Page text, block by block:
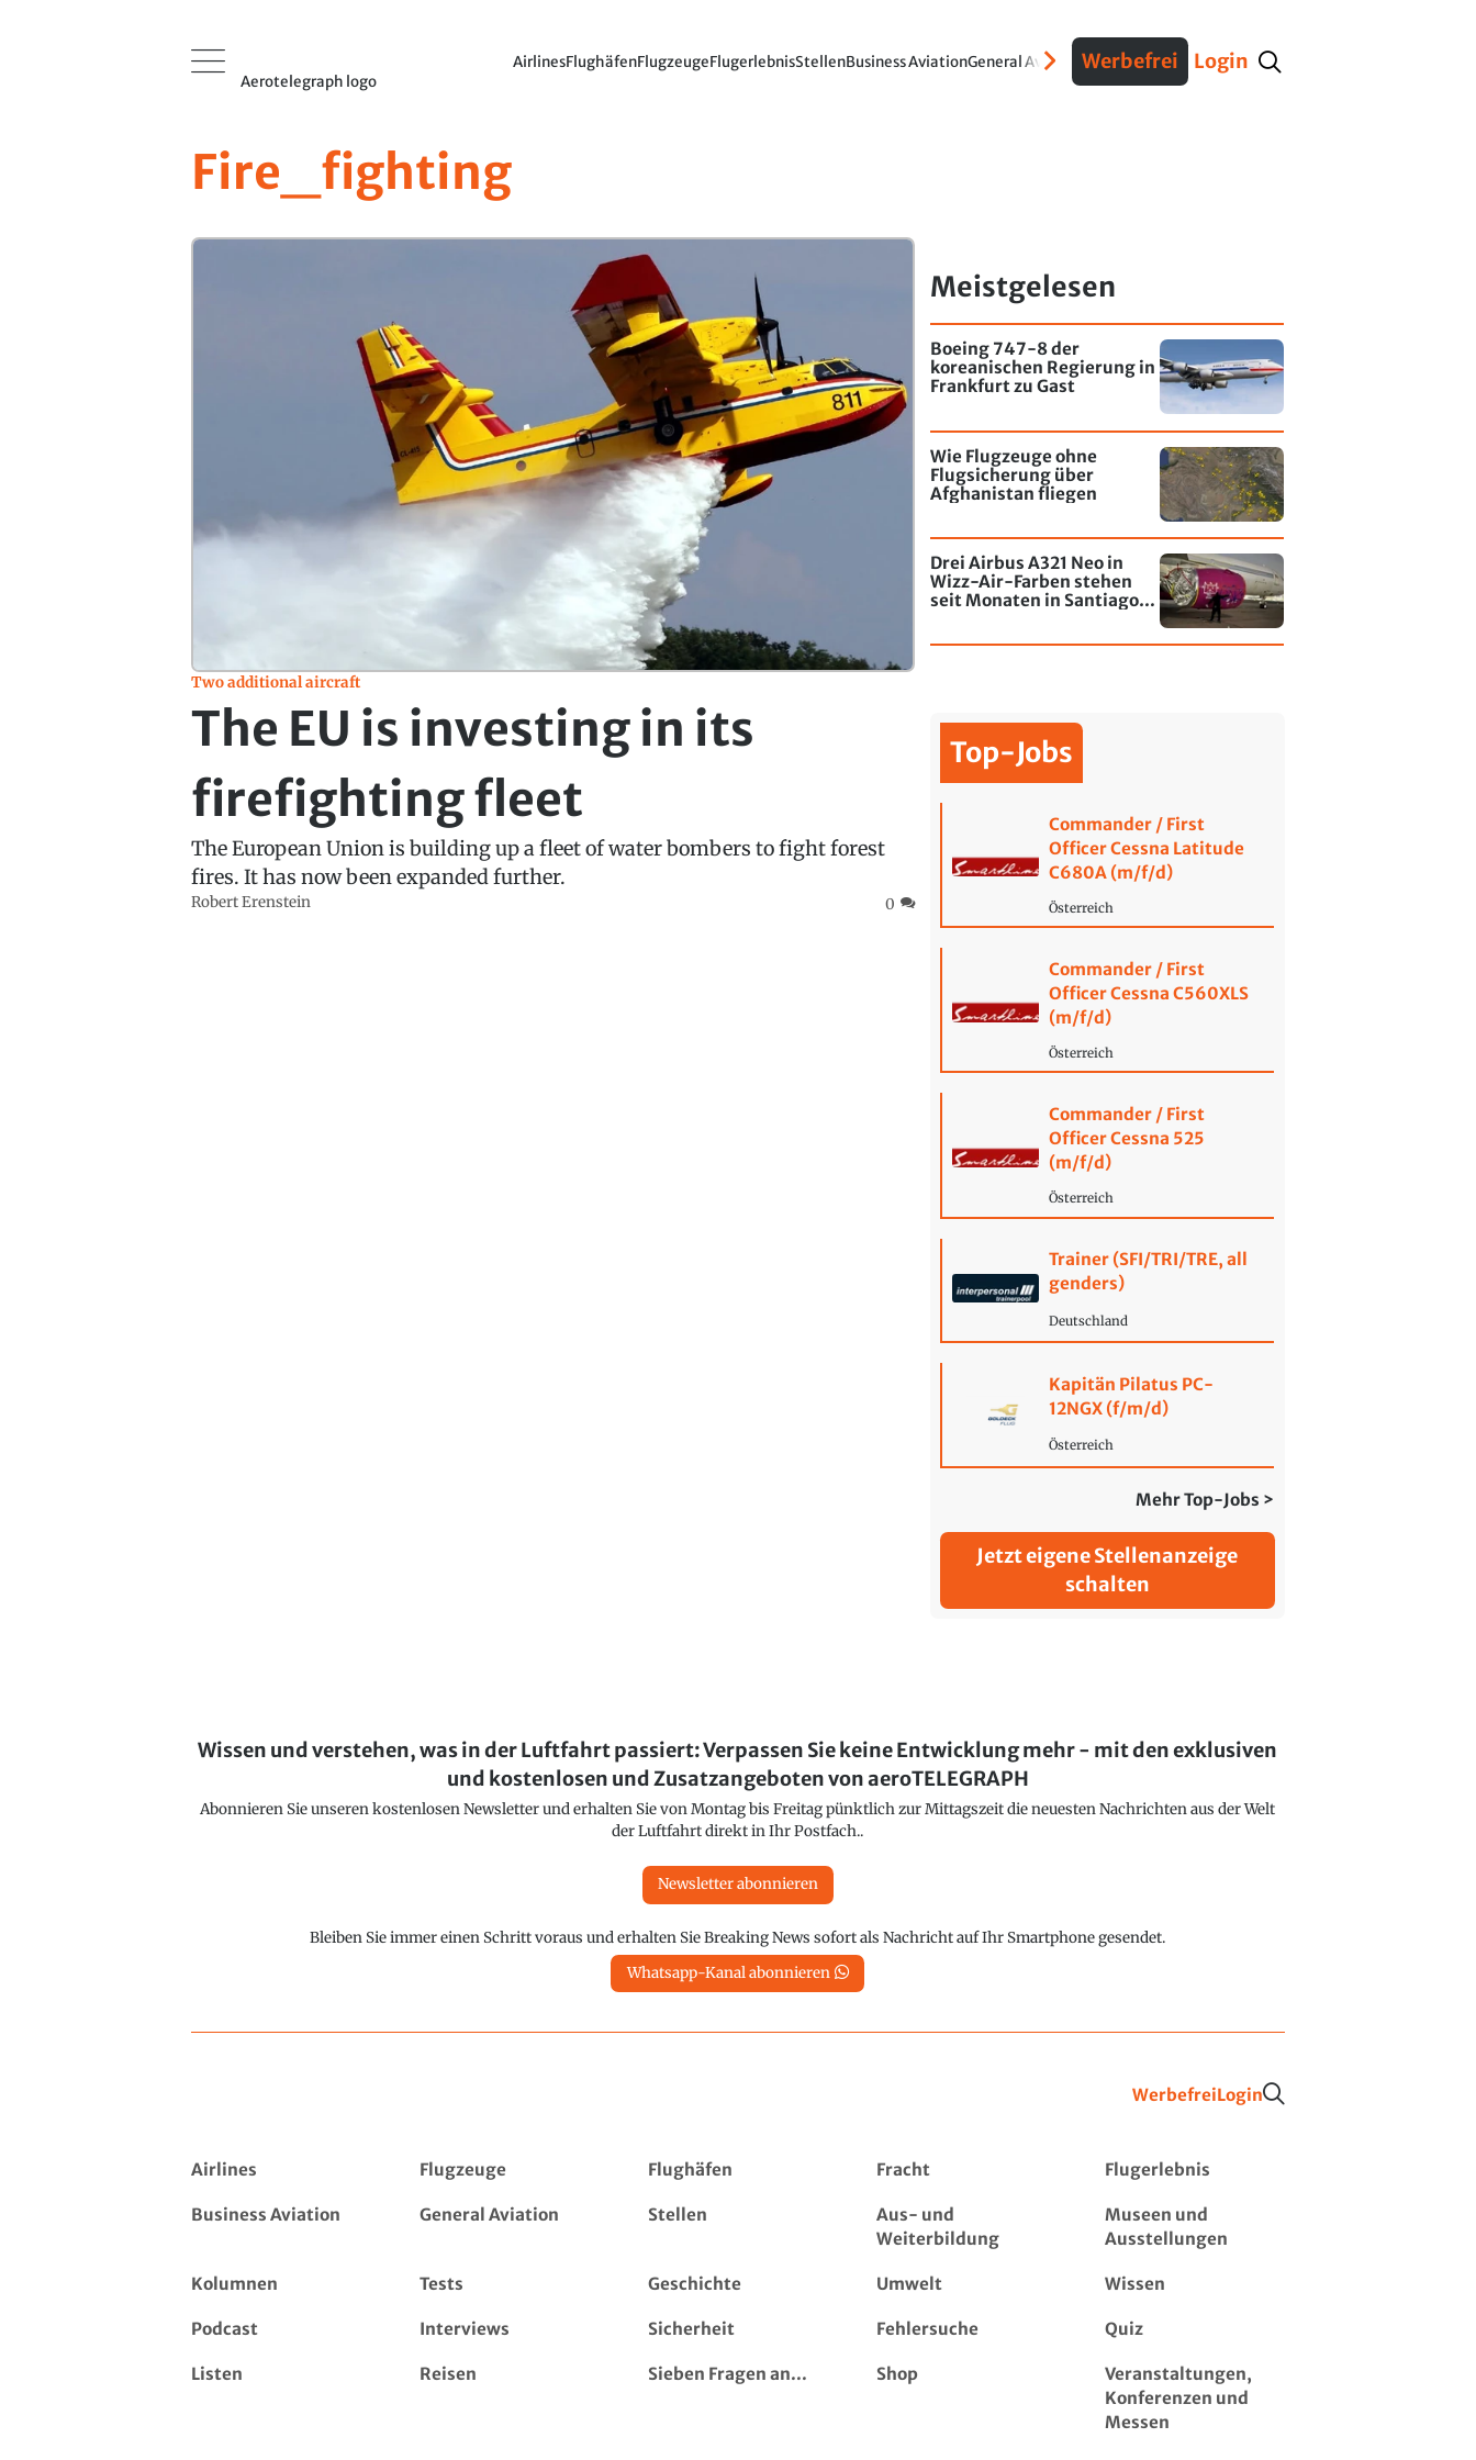
Aerotelegraph logo
AirlinesFlughäfenFlugzeugeFlugerlebnisStellenBusiness AviationGeneral AviationVerteidigungInterviews Fracht
Werbefrei Login
Fire_fighting
Two additional aircraft
The EU is investing in its
firefighting fleet
The European Union is building up a fleet of water bombers to fight forest
fires. It has now been expanded further.
Robert Erenstein 0
Meistgelesen
Boeing 747-8 der
koreanischen Regierung in
Frankfurt zu Gast
Wie Flugzeuge ohne
Flugsicherung über
Afghanistan fliegen
Drei Airbus A321 Neo in
Wizz-Air-Farben stehen
seit Monaten in Santiago
Top-Jobs
Commander / First
Officer Cessna Latitude
C680A (m/f/d)
Österreich
Commander / First
Officer Cessna C560XLS
(m/f/d)
Österreich
Commander / First
Officer Cessna 525
(m/f/d)
Österreich
Trainer (SFI/TRI/TRE, all
genders)
Deutschland
Kapitän Pilatus PC-
12NGX (f/m/d)
Österreich
Mehr Top-Jobs >
Jetzt eigene Stellenanzeige
schalten
Wissen und verstehen, was in der Luftfahrt passiert: Verpassen Sie keine Entwicklung mehr - mit den exklusiven
und kostenlosen und Zusatzangeboten von aeroTELEGRAPH
Abonnieren Sie unseren kostenlosen Newsletter und erhalten Sie von Montag bis Freitag pünktlich zur Mittagszeit die neuesten Nachrichten aus der Welt
der Luftfahrt direkt in Ihr Postfach..
Newsletter abonnieren
Bleiben Sie immer einen Schritt voraus und erhalten Sie Breaking News sofort als Nachricht auf Ihr Smartphone gesendet.
Whatsapp-Kanal abonnieren
WerbefreiLogin
Airlines Flugzeuge Flughäfen Fracht Flugerlebnis
Business Aviation General Aviation Stellen
Aus- und
Weiterbildung
Museen und
Ausstellungen
Kolumnen Tests Geschichte Umwelt Wissen
Podcast Interviews Sicherheit Fehlersuche Quiz
Listen Reisen Sieben Fragen an... Shop
Veranstaltungen,
Konferenzen und
Messen